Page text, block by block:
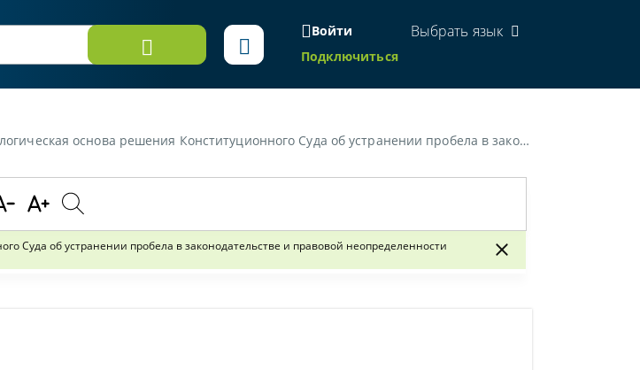
Войти
Подключиться
Выбрать язык
Конституционного Суда об устранении пробела в законодательстве и правовой неопределенности»
Суда об устранении пробела в законодательстве и правовой неопределенности